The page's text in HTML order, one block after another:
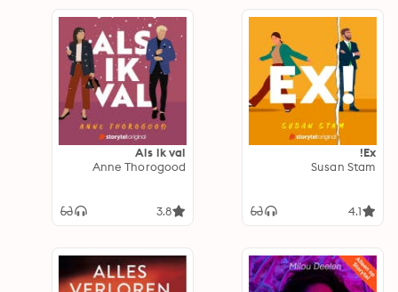
Ex!
Susan Stam
4.1
Als ik val
Anne Thorogood
3.8